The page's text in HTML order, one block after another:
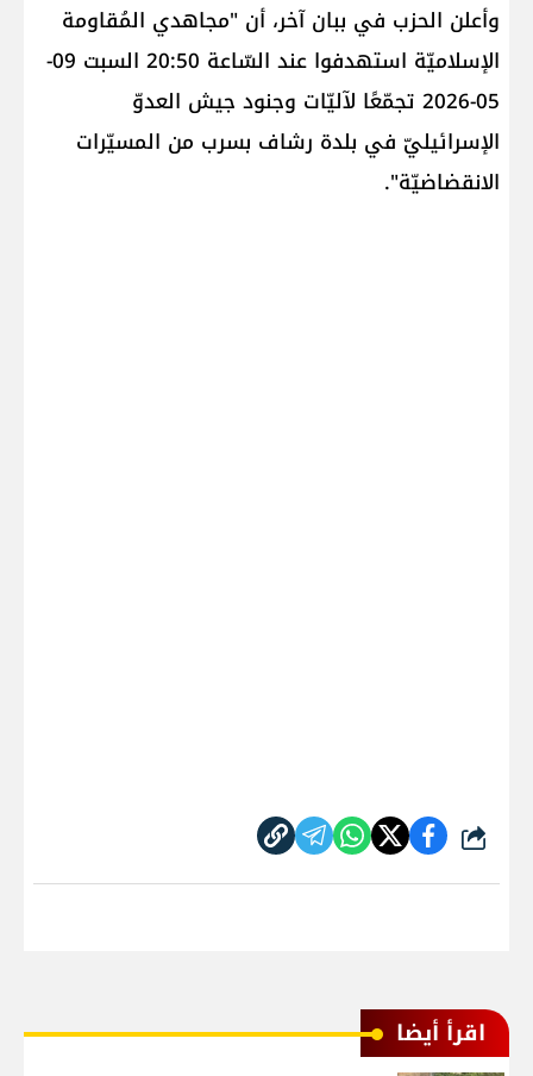
وأعلن الحزب في ببان آخر، أن "مجاهدي المُقاومة
الإسلاميّة استهدفوا عند السّاعة 20:50 السبت 09-
05-2026 تجمّعًا لآليّات وجنود جيش العدوّ
الإسرائيليّ في بلدة رشاف بسرب من المسيّرات
الانقضاضيّة".
شارك
اقرأ أيضا